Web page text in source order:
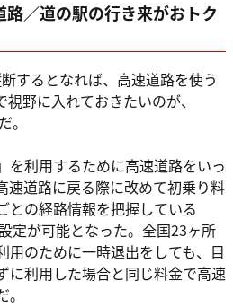
／道の駅の行き来がおトク
するとなれば、高速道路を使う
野に入れておきたいのが、
。
を利用するために高速道路をいっ
速道路に戻る際に改めて初乗り料
との経路情報を把握している
定が可能となった。全国23ヶ所
用のために一時退出をしても、目
に利用した場合と同じ料金で高速